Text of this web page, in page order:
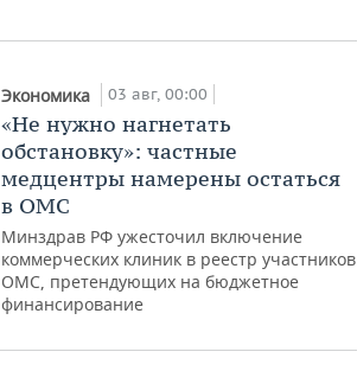
Экономика 03 авг, 00:00
«Не нужно нагнетать
обстановку»: частные
медцентры намерены остаться
в ОМС
Минздрав РФ ужесточил включение
коммерческих клиник в реестр участников
ОМС, претендующих на бюджетное
финансирование